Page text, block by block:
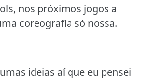
nos próximos jogos a
coreografia só nossa.
ideias aí que eu pensei